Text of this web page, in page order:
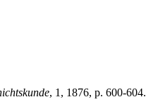
, 1, 1876, p. 600-604.